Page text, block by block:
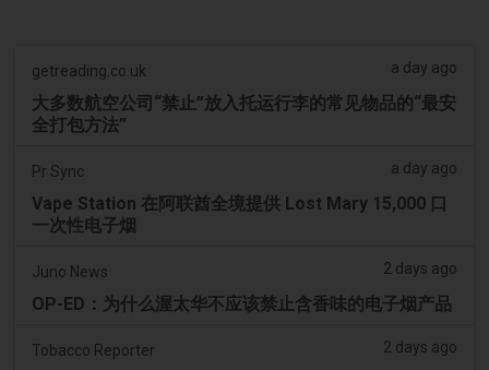
getreading.co.uk a day ago
大多数航空公司“禁止”放入托运行李的常见物品的“最安
全打包方法”
Pr Sync a day ago
Vape Station 在阿联酋全境提供 Lost Mary 15,000 口
一次性电子烟
Juno News 2 days ago
OP-ED：为什么渥太华不应该禁止含香味的电子烟产品
Tobacco Reporter 2 days ago